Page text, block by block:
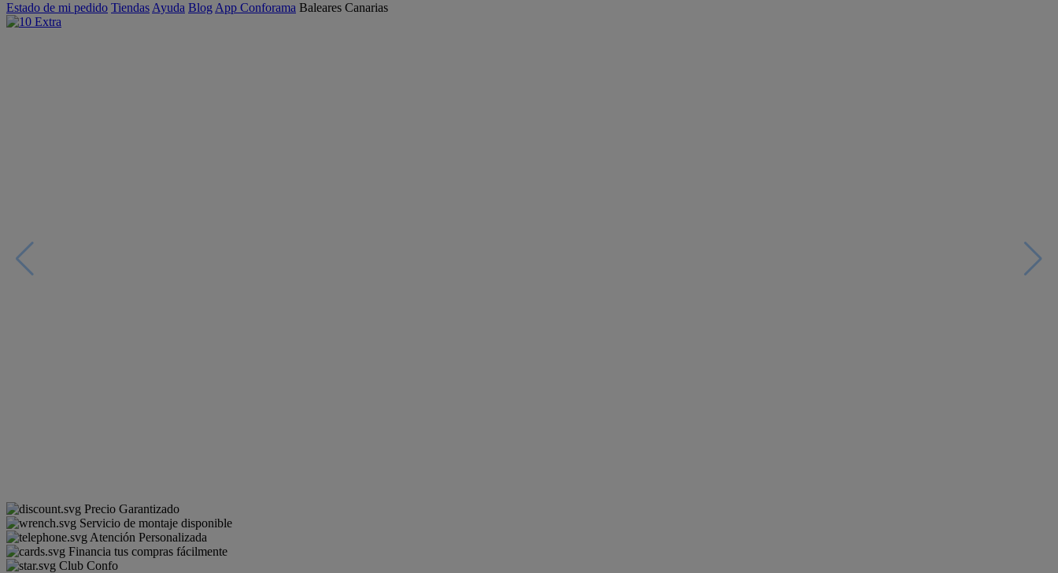
Estado de mi pedido Tiendas Ayuda Blog App Conforama Baleares Canarias
Precio Garantizado
Servicio de montaje disponible
Atención Personalizada
Financia tus compras fácilmente
Club Confo